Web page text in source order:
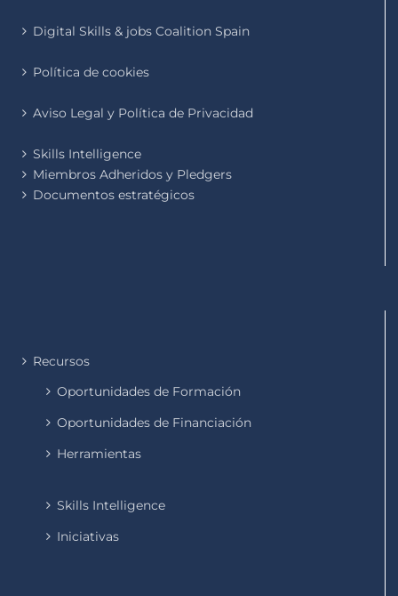
Digital Skills & jobs Coalition Spain
Política de cookies
Aviso Legal y Política de Privacidad
Skills Intelligence
Miembros Adheridos y Pledgers
Documentos estratégicos
Recursos
Oportunidades de Formación
Oportunidades de Financiación
Herramientas
Skills Intelligence
Iniciativas